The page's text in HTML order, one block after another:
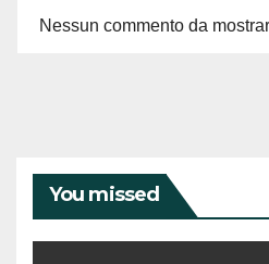
Nessun commento da
You missed